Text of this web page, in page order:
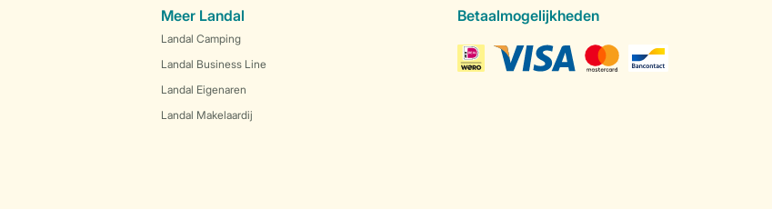
Meer Landal
Landal Camping
Landal Business Line
Landal Eigenaren
Landal Makelaardij
Betaalmogelijkheden